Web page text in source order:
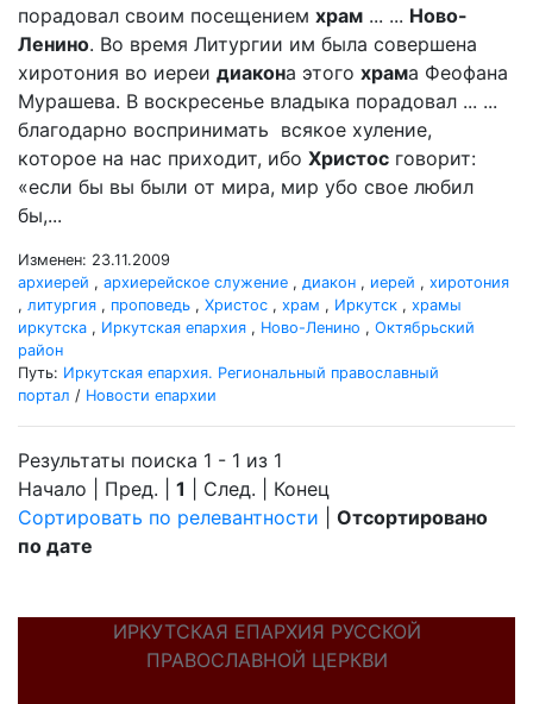
порадовал своим посещением храм ... ... Ново-
Ленино. Во время Литургии им была совершена
хиротония во иереи диакона этого храма Феофана
Мурашева. В воскресенье владыка порадовал ... ...
благодарно воспринимать всякое хуление,
которое на нас приходит, ибо Христос говорит:
«если бы вы были от мира, мир убо свое любил
бы,...
Изменен: 23.11.2009
архиерей , архиерейское служение , диакон , иерей , хиротония
, литургия , проповедь , Христос , храм , Иркутск , храмы
иркутска , Иркутская епархия , Ново-Ленино , Октябрьский
район
Путь: Иркутская епархия. Региональный православный
портал / Новости епархии
Результаты поиска 1 - 1 из 1
Начало | Пред. | 1 | След. | Конец
Сортировать по релевантности
Отсортировано
по дате
ИРКУТСКАЯ ЕПАРХИЯ РУССКОЙ
ПРАВОСЛАВНОЙ ЦЕРКВИ